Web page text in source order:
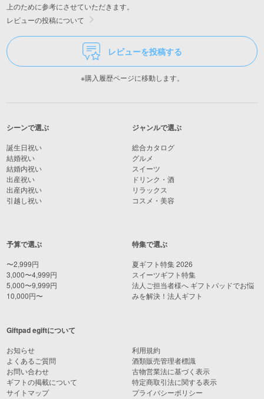
上のために参考にさせていただきます。
レビューの投稿について
レビューを投稿する
※購入履歴ページに移動します。
シーンで選ぶ
誕生日祝い
結婚祝い
結婚内祝い
出産祝い
出産内祝い
引越し祝い
予算で選ぶ
〜2,999円
3,000〜4,999円
5,000〜9,999円
10,000円〜
ジャンルで選ぶ
総合カタログ
グルメ
スイーツ
ドリンク・酒
リラックス
コスメ・美容
特集で選ぶ
夏ギフト特集 2026
スイーツギフト特集
法人ご担当者様へ ギフトパッドでお悩
みを解決！法人ギフト
Giftpad egiftについて
お知らせ
よくあるご質問
お問い合わせ
ギフトの掲載について
サイトマップ
利用規約
酒類販売管理者標識
古物営業法に基づく表示
特定商取引法に関する表示
プライバシーポリシー